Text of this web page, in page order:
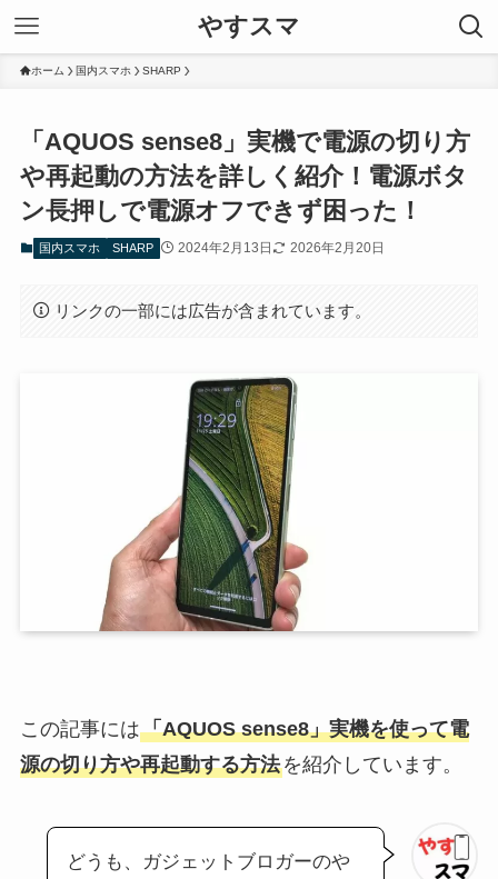
やすスマ
ホーム 国内スマホ SHARP
「AQUOS sense8」実機で電源の切り方
や再起動の方法を詳しく紹介！電源ボタ
ン長押しで電源オフできず困った！
国内スマホ SHARP 2024年2月13日 2026年2月20日
リンクの一部には広告が含まれています。
この記事には「AQUOS sense8」実機を使って電
源の切り方や再起動する方法を紹介しています。
どうも、ガジェットブロガーのや